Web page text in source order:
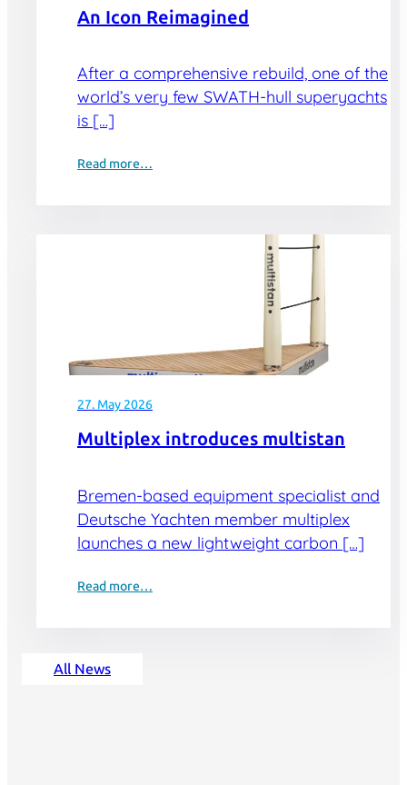
An Icon Reimagined
After a comprehensive rebuild, one of the
world’s very few SWATH-hull superyachts
is […]
Read more…
27. May 2026
Multiplex introduces multistan
Bremen-based equipment specialist and
Deutsche Yachten member multiplex
launches a new lightweight carbon […]
Read more…
All News